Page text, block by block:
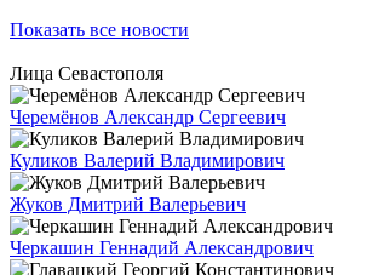
Показать все новости
Лица Севастополя
Черемёнов Александр Сергеевич
Куликов Валерий Владимирович
Жуков Дмитрий Валерьевич
Черкашин Геннадий Александрович